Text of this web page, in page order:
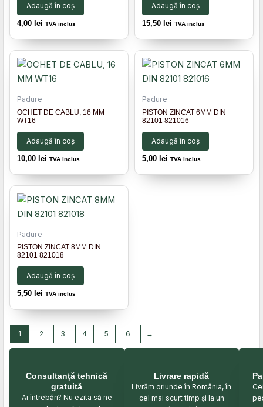
Adaugă în coș
4,00 lei TVA inclus
Adaugă în coș
15,50 lei TVA inclus
Padure
OCHET DE CABLU, 16 MM
WT16
Adaugă în coș
10,00 lei TVA inclus
Padure
PISTON ZINCAT 6MM DIN
82101 821016
Adaugă în coș
5,00 lei TVA inclus
Padure
PISTON ZINCAT 8MM DIN
82101 821018
Adaugă în coș
5,50 lei TVA inclus
1 2 3 4 5 6 →
Consultanță tehnică
gratuită
Ai întrebări? Nu ezita să ne
Livrare rapidă
Livrăm oriunde în România, în
cel mai scurt timp și la un